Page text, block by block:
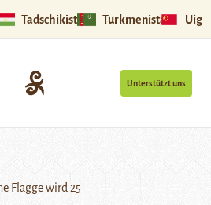
Tadschikistan Turkmenistan
Unterstützt uns
Flagge wird 25